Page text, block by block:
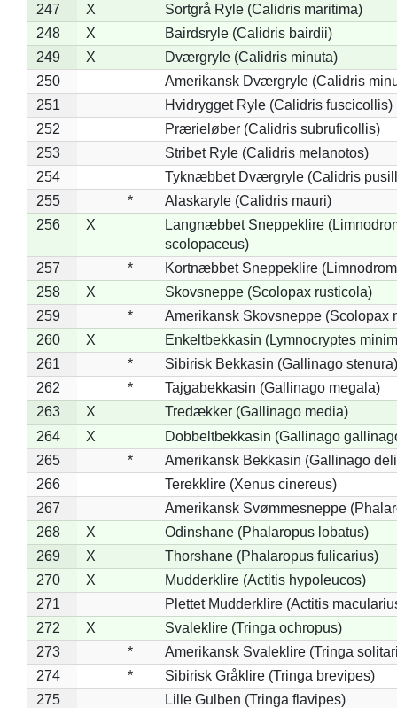
247
X
Sortgrå Ryle (Calidris maritima)
248
X
Bairdsryle (Calidris bairdii)
249
X
Dværgryle (Calidris minuta)
250
Amerikansk Dværgryle (Calidris
251
Hvidrygget Ryle (Calidris fuscicollis)
252
Prærieløber (Calidris subruficollis)
253
Stribet Ryle (Calidris melanotos)
254
Tyknæbbet Dværgryle (Calidris
255
*
Alaskaryle (Calidris mauri)
256
X
Langnæbbet Sneppeklire
scolopaceus)
257
*
Kortnæbbet Sneppeklire
258
X
Skovsneppe (Scolopax rusticola)
259
*
Amerikansk Skovsneppe (Scolopax
260
X
Enkeltbekkasin (Lymnocryptes
261
*
Sibirisk Bekkasin (Gallinago stenura)
262
*
Tajgabekkasin (Gallinago megala)
263
X
Tredækker (Gallinago media)
264
X
Dobbeltbekkasin (Gallinago
265
*
Amerikansk Bekkasin (Gallinago
266
Terekklire (Xenus cinereus)
267
Amerikansk Svømmesneppe
268
X
Odinshane (Phalaropus lobatus)
269
X
Thorshane (Phalaropus fulicarius)
270
X
Mudderklire (Actitis hypoleucos)
271
Plettet Mudderklire (Actitis
272
X
Svaleklire (Tringa ochropus)
273
*
Amerikansk Svaleklire (Tringa
274
*
Sibirisk Gråklire (Tringa brevipes)
275
Lille Gulben (Tringa flavipes)